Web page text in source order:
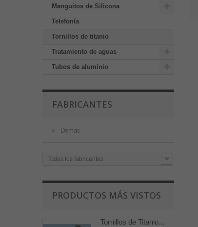
Manguitos de Silicona
Telefonía
Tornillos de titanio
Tratamiento de aguas
Tubos de aluminio
FABRICANTES
Demac
Todos los fabricantes
PRODUCTOS MÁS VISTOS
Tornillos de Titanio...